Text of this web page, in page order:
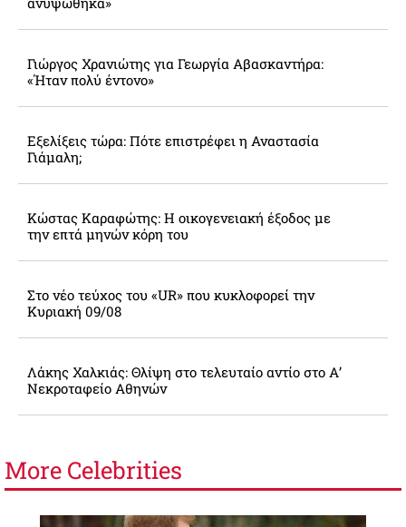
Γιώργος Χρανιώτης για Γεωργία Αβασκαντήρα:
«Ήταν πολύ έντονο»
Εξελίξεις τώρα: Πότε επιστρέφει η Αναστασία
Γιάμαλη;
Κώστας Καραφώτης: Η οικογενειακή έξοδος με
την επτά μηνών κόρη του
Στο νέο τεύχος του «UR» που κυκλοφορεί την
Κυριακή 09/08
Λάκης Χαλκιάς: Θλίψη στο τελευταίο αντίο στο Α’
Νεκροταφείο Αθηνών
More Celebrities